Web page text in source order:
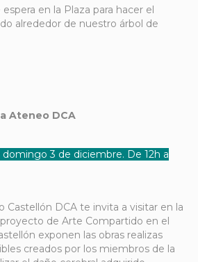
en la Plaza para hacer el
alrededor de nuestro árbol de
Ateneo DCA
domingo 3 de diciembre. De 12h a
Castellón DCA te invita a visitar en la
de Arte Compartido en el
exponen las obras realizas
creados por los miembros de la